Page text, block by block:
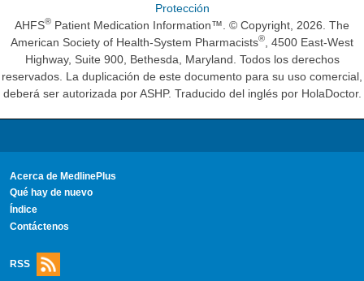
Protección
AHFS® Patient Medication Information™. © Copyright, 2026. The
American Society of Health-System Pharmacists®
, 4500 East-West
Highway, Suite 900, Bethesda, Maryland. Todos los derechos
reservados. La duplicación de este documento para su uso comercial,
deberá ser autorizada por ASHP. Traducido del inglés por HolaDoctor.
Acerca de MedlinePlus
Qué hay de nuevo
Índice
Contáctenos
RSS